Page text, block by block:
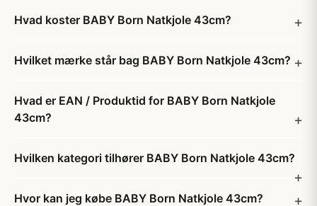
Hvad koster BABY Born Natkjole 43cm?
Hvilket mærke står bag BABY Born Natkjole 43cm?
Hvad er EAN / Produktid for BABY Born Natkjole
43cm?
Hvilken kategori tilhører BABY Born Natkjole 43cm?
Hvor kan jeg købe BABY Born Natkjole 43cm?